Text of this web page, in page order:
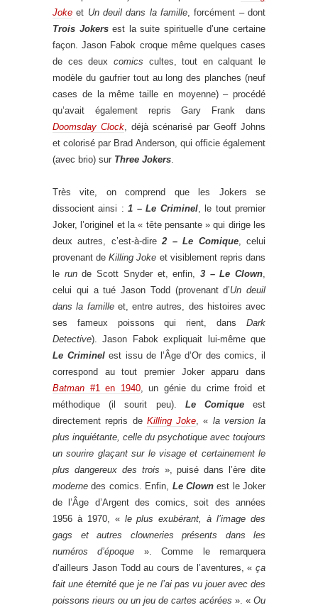
Joke et Un deuil dans la famille , forcément – dont
Trois Jokersest la suite spirituelle d’une certaine
façon. Jason Fabok croque même quelques cases
de ces deux comics cultes, tout en calquant le
modèle du gaufrier tout au long des planches (neuf
cases de la même taille en moyenne) – procédé
qu’avait également repris Gary Frank dans
Doomsday Clock , déjà scénarisé par Geoff Johns
et colorisé par Brad Anderson, qui officie également
(avec brio) sur Three Jokers
Très vite, on comprend que les Jokers se
dissocient ainsi :1 – Le Criminel, le tout premier
Joker, l’originel et la « tête pensante » qui dirige les
deux autres, c’est-à-dire2 – Le Comique, celui
provenant deKilling Joke et visiblement repris dans
le runde Scott Snyder et, enfin, 3 – Le Clown
celui qui a tué Jason Todd (provenant d’Un deuil
dans la familleet, entre autres, des histoires avec
ses fameux poissons qui rient, dans Dark
Detective). Jason Fabok expliquait lui-même que
Le Criminelest issu de l’Âge d’Or des comics, il
correspond au tout premier Joker apparu dans
Batman #1 en 1940, un génie du crime froid et
méthodique (il sourit peu). Le Comiqueest
directement repris de Killing Joke , « la version la
plus inquiétante, celle du psychotique avec toujours
un sourire glaçant sur le visage et certainement le
plus dangereux des trois », puisé dans l’ère dite
moderne des comics. Enfin, Le Clownest le Joker
de l’Âge d’Argent des comics, soit des années
1956 à 1970, « le plus exubérant, à l’image des
gags et autres clowneries présents dans les
numéros d’époque ». Comme le remarquera
d’ailleurs Jason Todd au cours de l’aventures, « ça
fait une éternité que je ne l’ai pas vu jouer avec des
poissons rieurs ou un jeu de cartes acérées ». « Ou